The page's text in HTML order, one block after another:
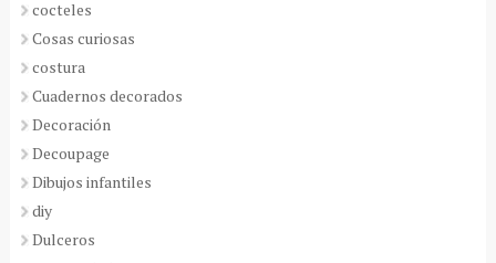
cocteles
Cosas curiosas
costura
Cuadernos decorados
Decoración
Decoupage
Dibujos infantiles
diy
Dulceros